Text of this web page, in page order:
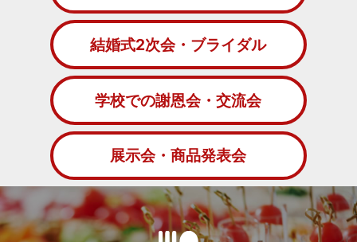
結婚式2次会・ブライダル
学校での謝恩会・交流会
展示会・商品発表会